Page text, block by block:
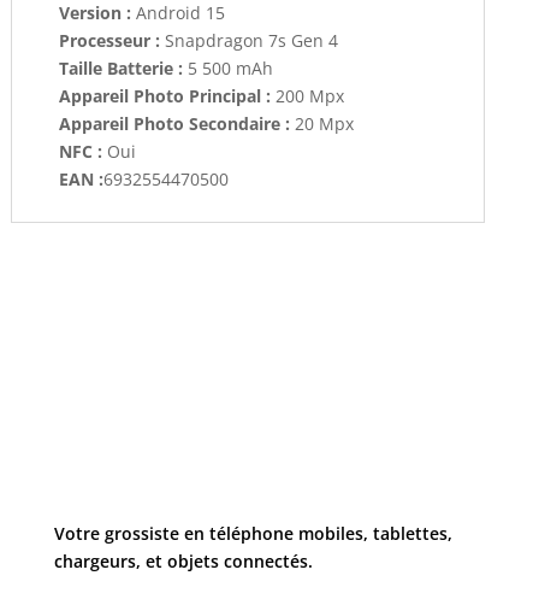
Version : Android 15
Processeur : Snapdragon 7s Gen 4
Taille Batterie : 5 500 mAh
Appareil Photo Principal : 200 Mpx
Appareil Photo Secondaire : 20 Mpx
NFC : Oui
EAN :6932554470500
Votre grossiste en téléphone mobiles, tablettes,
chargeurs, et objets connectés.